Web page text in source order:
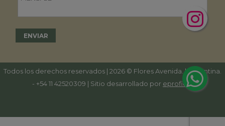
Todos los derechos reservados | 2026 © Flores Avenida. | Argentina.
- +54 11 42520309 | Sitio desarrollado por eproficio